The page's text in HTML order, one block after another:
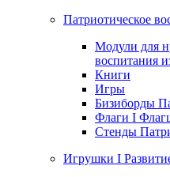
Патриотическое
Модули для
воспитания
Книги
Игры
Бизиборды
Флаги I
Стенды
Игрушки I